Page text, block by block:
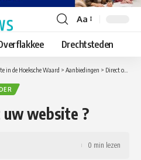
Lettergrootte
aanpassen
Aa
Drechtsteden
in de Hoeksche Waard > Aanbiedingen > Direct online met uw website ?
website ?
0 min lezen